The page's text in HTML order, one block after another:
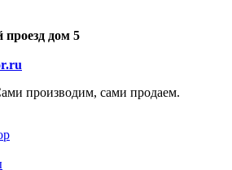
дом 5
производим, сами продаем.